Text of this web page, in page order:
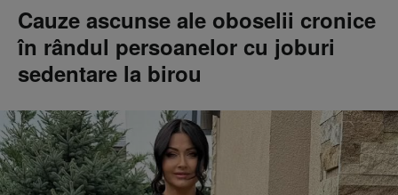
Cauze ascunse ale oboselii cronice
în rândul persoanelor cu joburi
sedentare la birou